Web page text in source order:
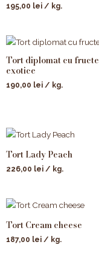
195,00 lei / kg.
Tort diplomat cu fructe
exotice
190,00 lei / kg.
Tort Lady Peach
226,00 lei / kg.
Tort Cream cheese
187,00 lei / kg.